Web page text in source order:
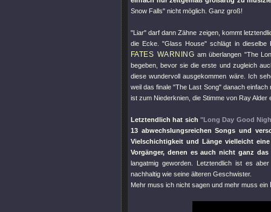
Snow Falls" nicht möglich. Ganz groß!
"Liar" darf dann Zähne zeigen, kommt
die Ecke."Glass House" schlägt in dieselbe
FATES WARNING am überlangen "The
begeben, bevor sie die erste und zugleich
diese wundervoll ausgekommen wäre. Ich
weil das finale"The Last Song"danach einfach
ist zum Niederknien, die Stimme von Ray Alder
Letztendlich hat sich"Long Day Good
13 abwechslungsreichen Songs und
Vielschichtigkeit und Länge vielleicht
Vorgänger, denen es auch nicht ganz das
langatmig geworden. Letztendlich ist es
nachhaltig wie seine älteren Geschwister.
Mehr muss ich nicht sagen und mehr muss ein